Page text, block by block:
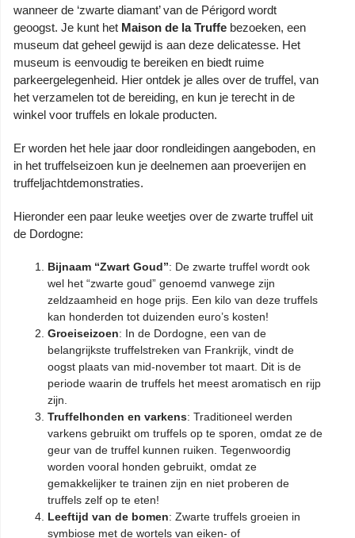
wanneer de ‘zwarte diamant’ van de Périgord wordt
geoogst. Je kunt het Maison de la Truffe bezoeken, een
museum dat geheel gewijd is aan deze delicatesse. Het
museum is eenvoudig te bereiken en biedt ruime
parkeergelegenheid. Hier ontdek je alles over de truffel, van
het verzamelen tot de bereiding, en kun je terecht in de
winkel voor truffels en lokale producten.
Er worden het hele jaar door rondleidingen aangeboden, en
in het truffelseizoen kun je deelnemen aan proeverijen en
truffeljachtdemonstraties.
Hieronder een paar leuke weetjes over de zwarte truffel uit
de Dordogne:
Bijnaam “Zwart Goud”: De zwarte truffel wordt ook
wel het “zwarte goud” genoemd vanwege zijn
zeldzaamheid en hoge prijs. Een kilo van deze truffels
kan honderden tot duizenden euro’s kosten!
Groeiseizoen: In de Dordogne, een van de
belangrijkste truffelstreken van Frankrijk, vindt de
oogst plaats van mid-november tot maart. Dit is de
periode waarin de truffels het meest aromatisch en rijp
zijn.
Truffelhonden en varkens: Traditioneel werden
varkens gebruikt om truffels op te sporen, omdat ze de
geur van de truffel kunnen ruiken. Tegenwoordig
worden vooral honden gebruikt, omdat ze
gemakkelijker te trainen zijn en niet proberen de
truffels zelf op te eten!
Leeftijd van de bomen: Zwarte truffels groeien in
symbiose met de wortels van eiken- of